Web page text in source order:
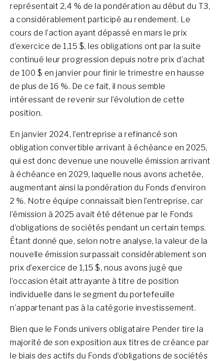
représentait 2,4 % de la pondération au début du T3,
a considérablement participé au rendement. Le
cours de l’action ayant dépassé en mars le prix
d’exercice de 1,15 $, les obligations ont par la suite
continué leur progression depuis notre prix d’achat
de 100 $ en janvier pour finir le trimestre en hausse
de plus de 16 %. De ce fait, il nous semble
intéressant de revenir sur l’évolution de cette
position.
En janvier 2024, l’entreprise a refinancé son
obligation convertible arrivant à échéance en 2025,
qui est donc devenue une nouvelle émission arrivant
à échéance en 2029, laquelle nous avons achetée,
augmentant ainsi la pondération du Fonds d’environ
2 %. Notre équipe connaissait bien l’entreprise, car
l’émission à 2025 avait été détenue par le Fonds
d’obligations de sociétés pendant un certain temps.
Étant donné que, selon notre analyse, la valeur de la
nouvelle émission surpassait considérablement son
prix d’exercice de 1,15 $, nous avons jugé que
l’occasion était attrayante à titre de position
individuelle dans le segment du portefeuille
n’appartenant pas à la catégorie investissement.
Bien que le Fonds univers obligataire Pender tire la
majorité de son exposition aux titres de créance par
le biais des actifs du Fonds d’obligations de sociétés